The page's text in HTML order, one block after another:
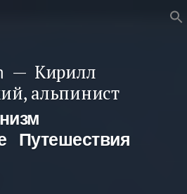
Кирилл
альпинист
Путешествия